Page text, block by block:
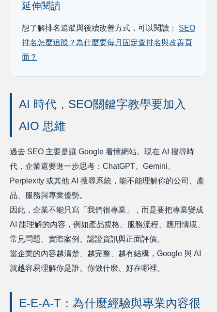
延伸閱讀
想了解排名追蹤與後續改善方式，可以閱讀： SEO
排名怎麼追蹤？為什麼要每月固定查排名與改善頁
面？
AI 時代，SEO關鍵字教學要加入
AIO 思維
過去 SEO 主要是讓 Google 看懂網站。現在 AI 搜尋時
代，企業還要進一步思考：ChatGPT、Gemini、
Perplexity 或其他 AI 搜尋系統，能不能理解你的公司、產
品、服務與專業優勢。
因此，企業不能只寫「我們很專業」，而是要把專業變成
AI 能理解的內容，例如產品規格、服務流程、應用情境、
常見問題、實際案例、認證資訊與正面評價。
當企業的內容越清楚、越完整、越有結構，Google 與 AI
就越容易理解你是誰、你做什麼、好在哪裡。
E-E-A-T：為什麼經驗與專業內容很